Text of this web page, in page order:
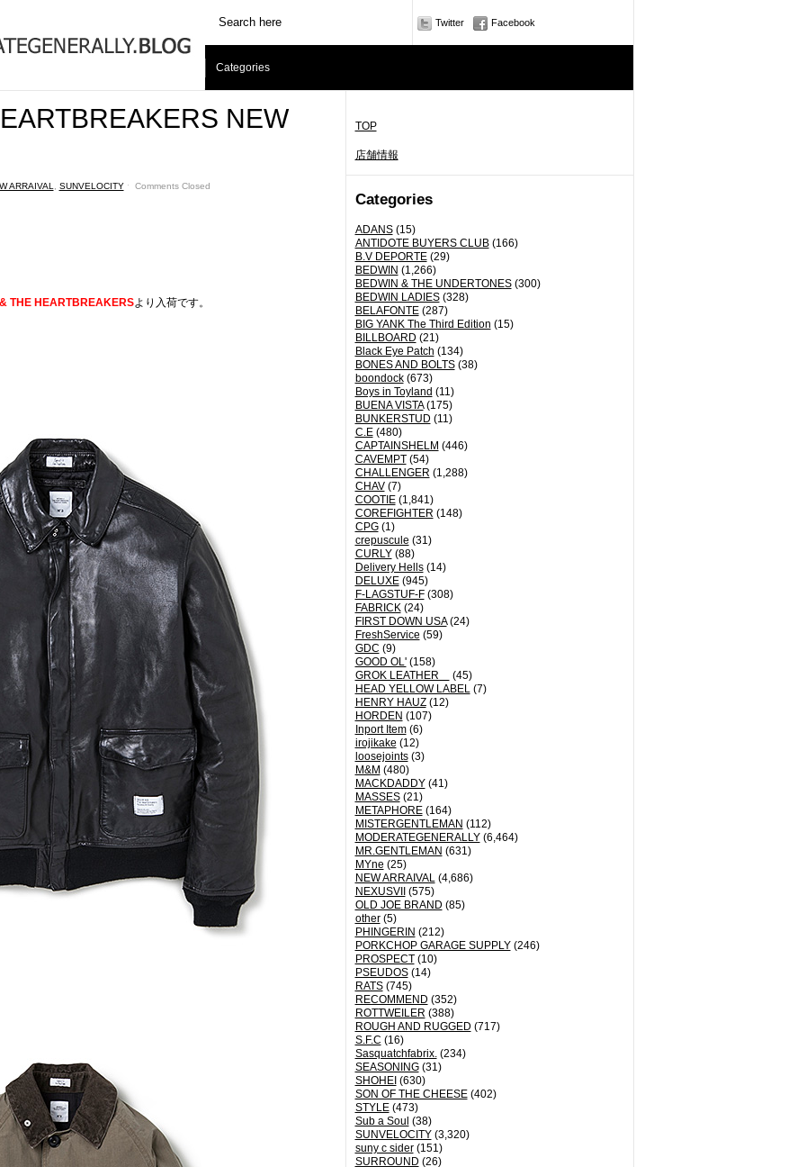
Twitter Facebook
Categories
TOP
店舗情報
Categories
ADANS(15)
ANTIDOTE BUYERS CLUB(166)
B.V DEPORTE(29)
BEDWIN (1,266)
BEDWIN & THE UNDERTONES(300)
BEDWIN LADIES(328)
BELAFONTE(287)
BIG YANK The Third Edition (15)
BILLBOARD (21)
Black Eye Patch (134)
BONES AND BOLTS(38)
boondock(673)
Boys in Toyland (11)
BUENA VISTA(175)
BUNKERSTUD (11)
C.E(480)
CAPTAINSHELM (446)
CAVEMPT(54)
CHALLENGER (1,288)
CHAV(7)
COOTIE(1,841)
COREFIGHTER (148)
CPG(1)
crepuscule (31)
CURLY(88)
Delivery Hells(14)
DELUXE(945)
F-LAGSTUF-F(308)
FABRICK(24)
FIRST DOWN USA(24)
FreshService (59)
GDC (9)
GOOD OL'(158)
GROK LEATHER
(45)
HEAD YELLOW LABEL(7)
HENRY HAUZ(12)
HORDEN (107)
Inport Item(6)
irojikake (12)
loosejoints(3)
M&M (480)
MACKDADDY(41)
MASSES(21)
METAPHORE(164)
MISTERGENTLEMAN (112)
MODERATEGENERALLY(6,464)
MR.GENTLEMAN (631)
MYne (25)
NEW ARRAIVAL(4,686)
NEXUSVII
(575)
OLD JOE BRAND (85)
other(5)
PHINGERIN (212)
PORKCHOP GARAGE SUPPLY(246)
PROSPECT(10)
PSEUDOS(14)
RATS(745)
RECOMMEND (352)
ROTTWEILER (388)
ROUGH AND RUGGED (717)
S.F.C (16)
Sasquatchfabrix.(234)
SEASONING(31)
SHOHEI (630)
SON OF THE CHEESE(402)
STYLE(473)
Sub a Soul (38)
SUNVELOCITY(3,320)
suny c sider(151)
SURROUND (26)
NEW
ARRAIVAL SUNVELOCITYˑ Comments Closed
THE HEARTBREAKERSより入荷です。